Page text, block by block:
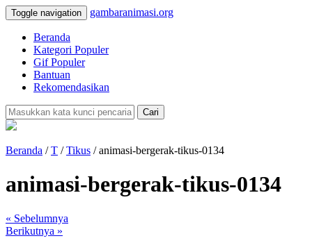
Toggle navigation gambaranimasi.org
Beranda
Kategori Populer
Gif Populer
Bantuan
Rekomendasikan
Cari
Beranda /T /Tikus / animasi-bergerak-tikus-0134
animasi-bergerak-tikus-0134
« Sebelumnya
Berikutnya »